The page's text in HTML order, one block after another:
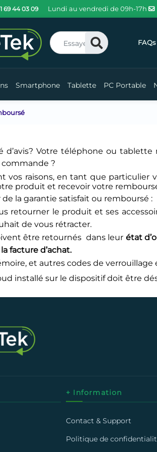
69 44 03 09 Lundi au vendredi de 09h-17h
Rechercher FAQs
Smartphone Tablette PC Portable
d’avis? Votre téléphone ou
?
vos raisons, en tant que particulier
produit et recevoir votre
la garantie satisfait ou remboursé :
retourner le produit et ses
de vous rétracter.
être retournés dans leur état
facture d’achat.
et autres codes de
installé sur le dispositif doit être
+ Information
Contact & Support
Politique de